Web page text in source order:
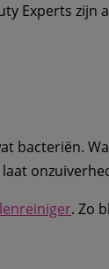
Experts zijn
bacteriën.
laat
. Zo